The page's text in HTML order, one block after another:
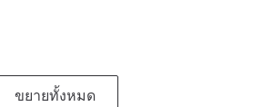
ขยายทั้งหมด